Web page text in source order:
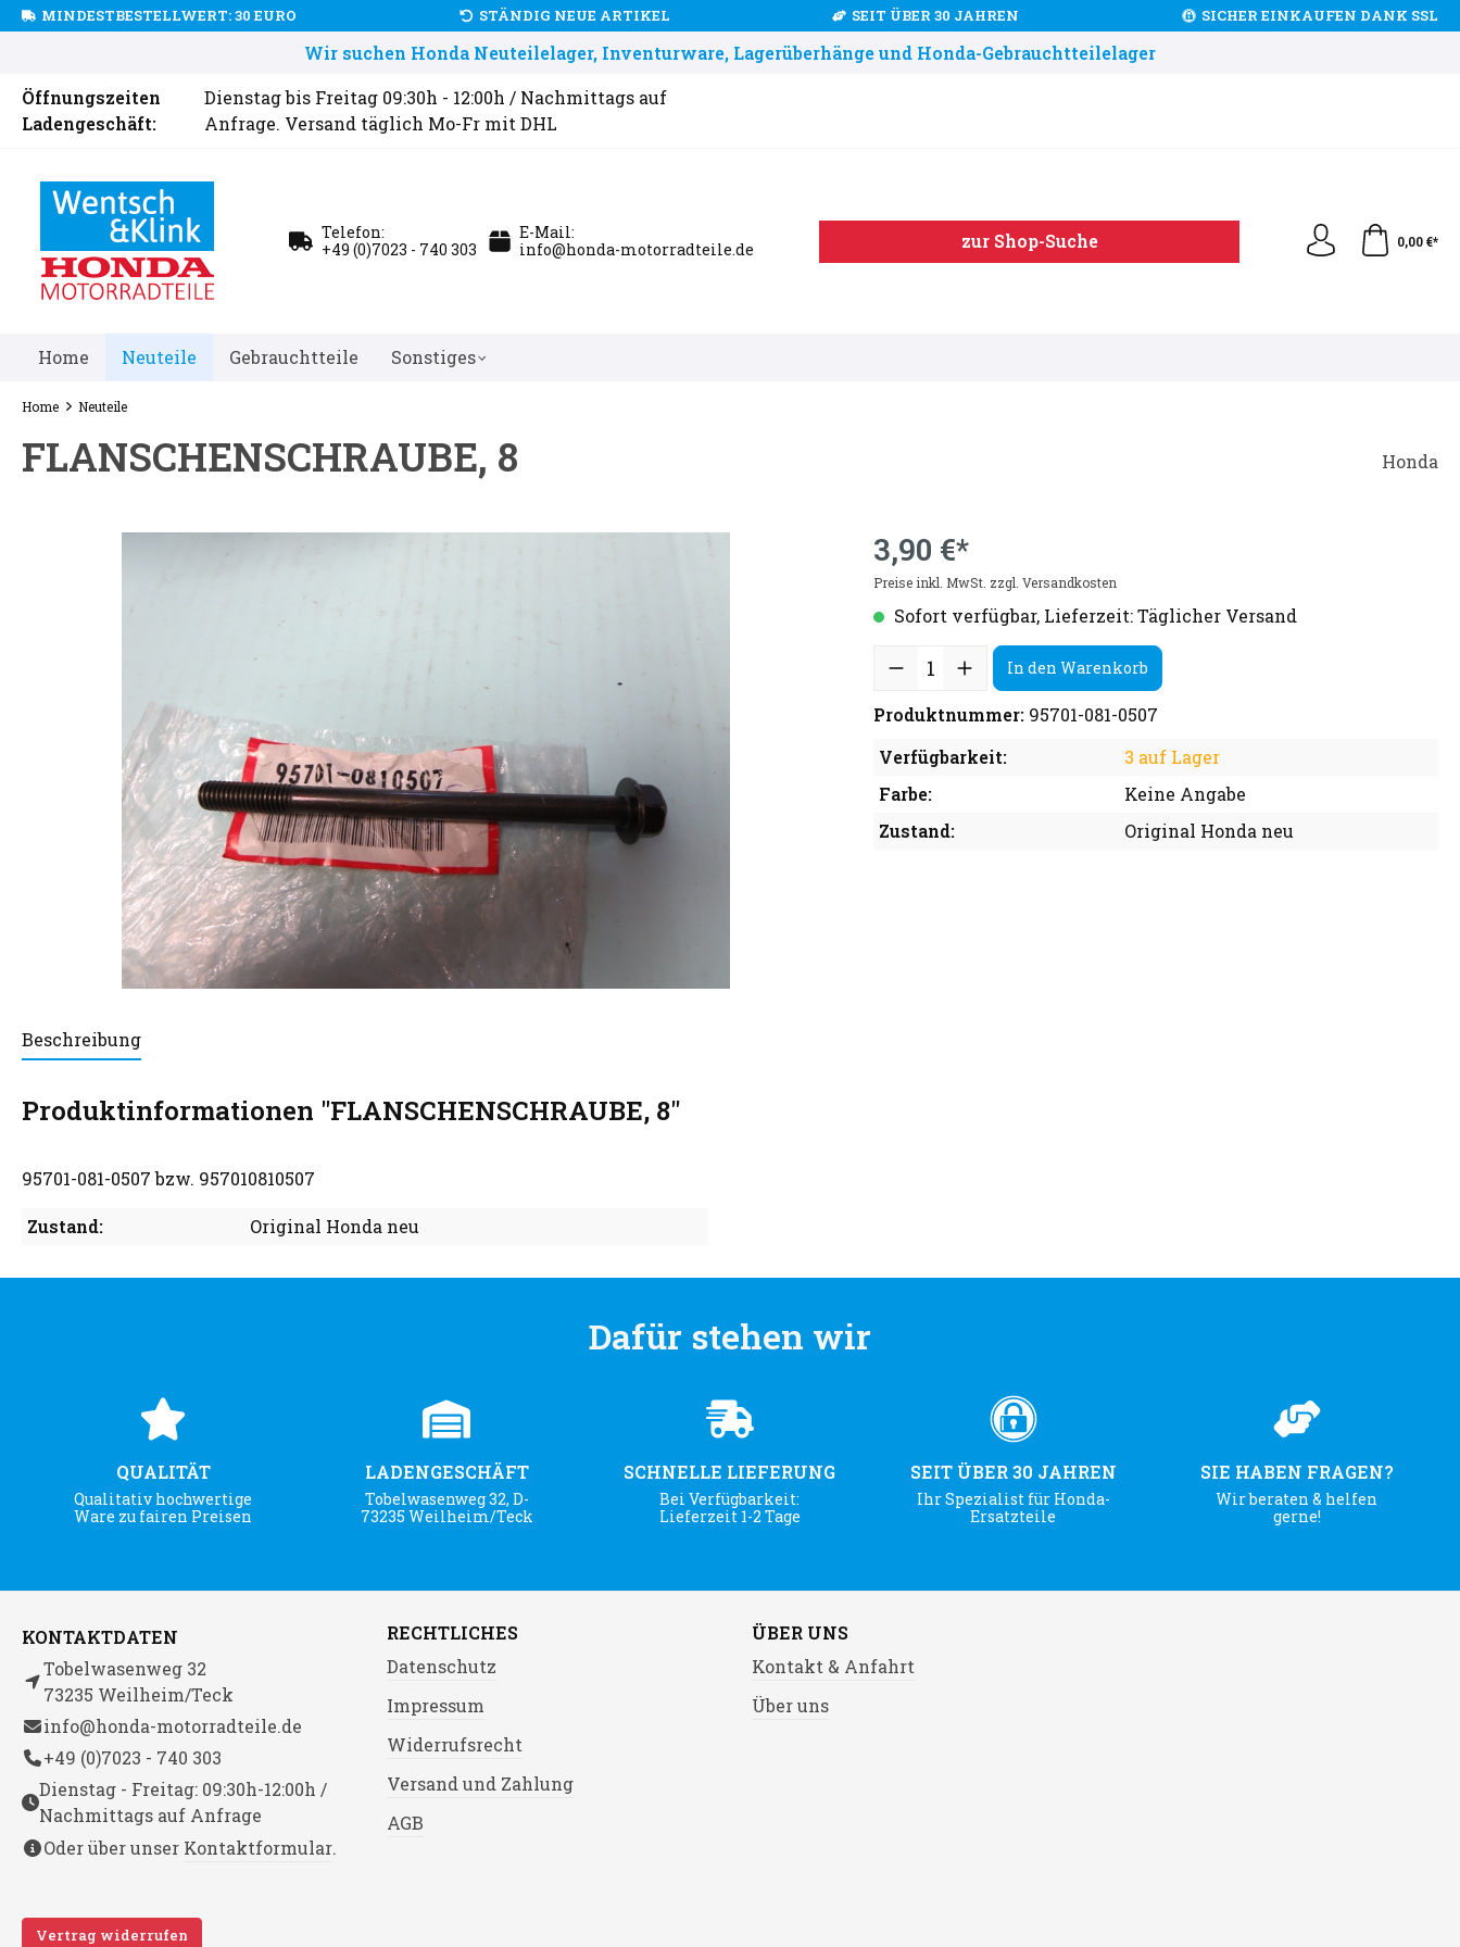
MINDESTBESTELLWERT: 30 EURO STÄNDIG NEUE ARTIKEL SEIT ÜBER 30 JAHREN SICHER EINKAUFEN DANK SSL
Wir suchen Honda Neuteilelager, Inventurware, Lagerüberhänge und Honda-Gebrauchtteilelager
Öffnungszeiten
Ladengeschäft:
Dienstag bis Freitag 09:30h - 12:00h / Nachmittags auf
Anfrage. Versand täglich Mo-Fr mit DHL
Telefon:
+49 (0)7023 - 740 303
E-Mail:
info@honda-motorradteile.de
zur Shop-Suche 0,00 €*
Home Neuteile Gebrauchtteile Sonstiges
Home Neuteile
FLANSCHENSCHRAUBE, 8 Honda
3,90 €*
Preise inkl. MwSt. zzgl. Versandkosten
Sofort verfügbar, Lieferzeit: Täglicher Versand
In den Warenkorb
Produktnummer: 95701-081-0507
Verfügbarkeit:
3 auf Lager
Farbe:
Keine Angabe
Zustand:
Original Honda neu
Beschreibung
Produktinformationen "FLANSCHENSCHRAUBE, 8"
95701-081-0507 bzw. 957010810507
Zustand: Original Honda neu
Dafür stehen wir
QUALITÄT
Qualitativ hochwertige
Ware zu fairen Preisen
LADENGESCHÄFT
Tobelwasenweg 32, D-
73235 Weilheim/Teck
SCHNELLE LIEFERUNG
Bei Verfügbarkeit:
Lieferzeit 1-2 Tage
SEIT ÜBER 30 JAHREN
Ihr Spezialist für Honda-
Ersatzteile
SIE HABEN FRAGEN?
Wir beraten & helfen
gerne!
KONTAKTDATEN
Tobelwasenweg 32
73235 Weilheim/Teck
info@honda-motorradteile.de
+49 (0)7023 - 740 303
Dienstag - Freitag: 09:30h-12:00h /
Nachmittags auf Anfrage
Oder über unser Kontaktformular.
Vertrag widerrufen
RECHTLICHES
Datenschutz
Impressum
Widerrufsrecht
Versand und Zahlung
AGB
ÜBER UNS
Kontakt & Anfahrt
Über uns